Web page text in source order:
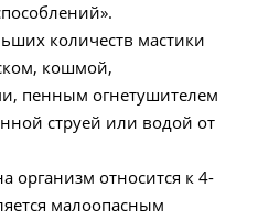
количеств мастики
кошмой,
пенным огнетушителем
струей или водой от
организм относится к 4-
малоопасным